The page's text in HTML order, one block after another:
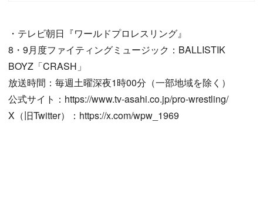
・テレビ朝日『ワールドプロレスリング』
8・9月度ファイティングミュージック：BALLISTIK
BOYZ「CRASH」
放送時間：毎週土曜深夜1時00分（一部地域を除く）
公式サイト：https://www.tv-asahi.co.jp/pro-wrestling/
X（旧Twitter）：https://x.com/wpw_1969